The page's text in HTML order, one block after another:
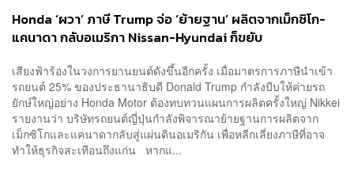
Honda ‘ผวา’ ภาษี Trump จ่อ ‘ย้ายฐาน’ ผลิตจากเม็กซิโก-
แคนาดา กลับอเมริกา Nissan-Hyundai ก็ขยับ
เสียงฟ้าร้องในวงการยานยนต์ดังขึ้นอีกครั้ง เมื่อมาตรการภาษีนำเข้า
รถยนต์ 25% ของประธานาธิบดี Donald Trump กำลังบีบให้ค่ายรถ
ยักษ์ใหญ่อย่าง Honda Motor ต้องทบทวนแผนการผลิตครั้งใหญ่ Nikkei
รายงานว่า บริษัทรถยนต์ญี่ปุ่นกำลังพิจารณาย้ายฐานการผลิตจาก
เม็กซิโกและแคนาดากลับสู่แผ่นดินอเมริกัน เพื่อหลีกเลี่ยงภาษีที่อาจ
ทำให้ธุรกิจสะเทือนถึงแก่น หากแ...